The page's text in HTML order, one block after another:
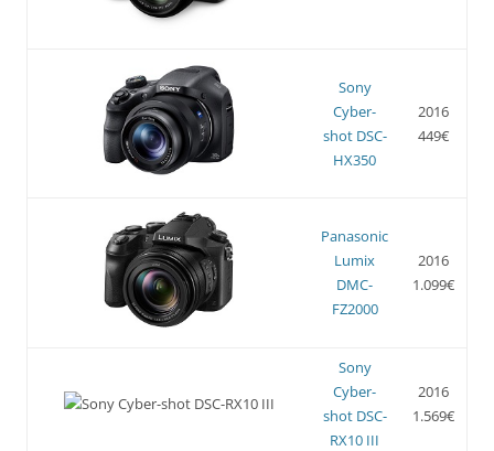
Sony
Cyber-
shot DSC-
HX350
2016
449€
Panasonic
Lumix
DMC-
FZ2000
2016
1.099€
Sony
Cyber-
shot DSC-
RX10 III
2016
1.569€